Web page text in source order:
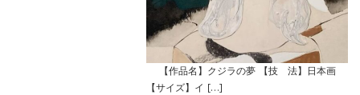
【作品名】クジラの夢 【技 法】日本画
【サイズ】イ […]